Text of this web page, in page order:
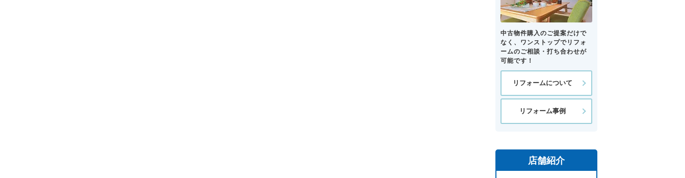
中古物件購入のご提案だけで
なく、ワンストップでリフォ
ームのご相談・打ち合わせが
可能です！
リフォームについて
リフォーム事例
店舗紹介